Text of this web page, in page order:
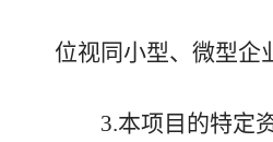
位视同小型、微型企
3.本项目的特定